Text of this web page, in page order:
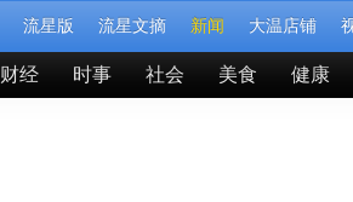
流星版 流星文摘 新闻 大温店铺
财经 时事 社会 美食 健康